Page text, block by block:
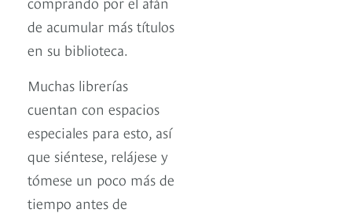
de acumular más títulos
en su biblioteca.
Muchas librerías
cuentan con espacios
especiales para esto, así
que siéntese, relájese y
tómese un poco más de
tiempo antes de